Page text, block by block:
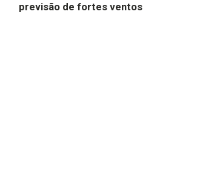
previsão de fortes ventos